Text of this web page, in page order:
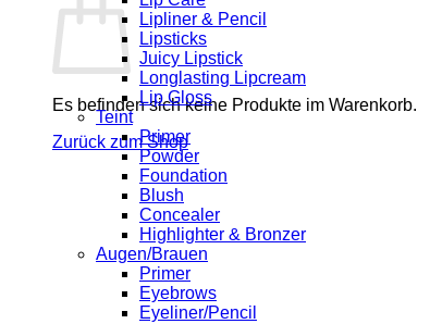
Es befinden sich keine Produkte im Warenkorb.
Zurück zum Shop
Lipliner & Pencil
Lipsticks
Juicy Lipstick
Longlasting Lipcream
Lip Gloss
Teint
Primer
Powder
Foundation
Blush
Concealer
Highlighter & Bronzer
Augen/Brauen
Primer
Eyebrows
Eyeliner/Pencil